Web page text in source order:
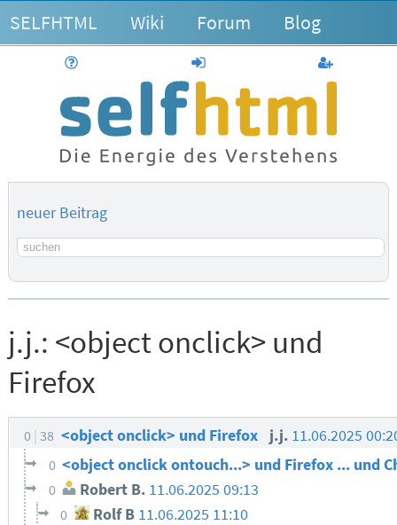
SELFHTML Wiki Forum Blog
anmelden
neuer Beitrag
Suchbegriff
j.j.: <object onclick> und
Firefox
0 38 <object onclick> und Firefox j.j. 11.06.2025
0 <object onclick ontouch...> und Firefox ... und
0 Robert B. 11.06.2025 09:13
0 Rolf B 11.06.2025 11:10